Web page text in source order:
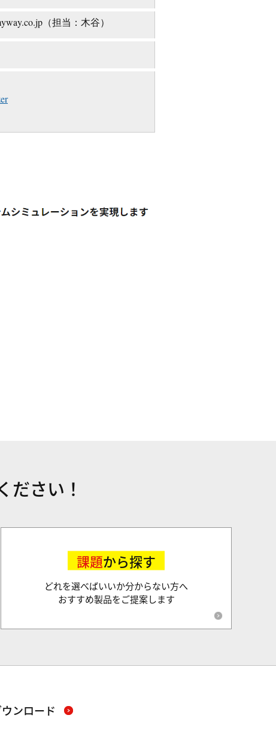
（担当：木谷）
ださい！
課題から探す
どれを選べばいいか分からない方へ
おすすめ製品をご提案します
ンロード